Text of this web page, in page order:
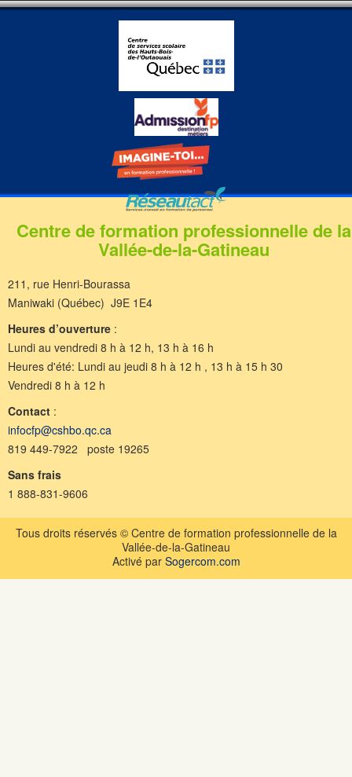
Centre de formation professionnelle de la
Vallée-de-la-Gatineau
211, rue Henri-Bourassa
Maniwaki (Québec) J9E 1E4
Heures d’ouverture :
Lundi au vendredi 8 h à 12 h, 13 h à 16 h
Heures d'été: Lundi au jeudi 8 h à 12 h , 13 h à 15 h 30
Vendredi 8 h à 12 h
Contact :
infocfp@cshbo.qc.ca
819 449-7922 poste 19265
Sans frais
1 888-831-9606
Tous droits réservés © Centre de formation professionnelle de la
Vallée-de-la-Gatineau
Activé par Sogercom.com